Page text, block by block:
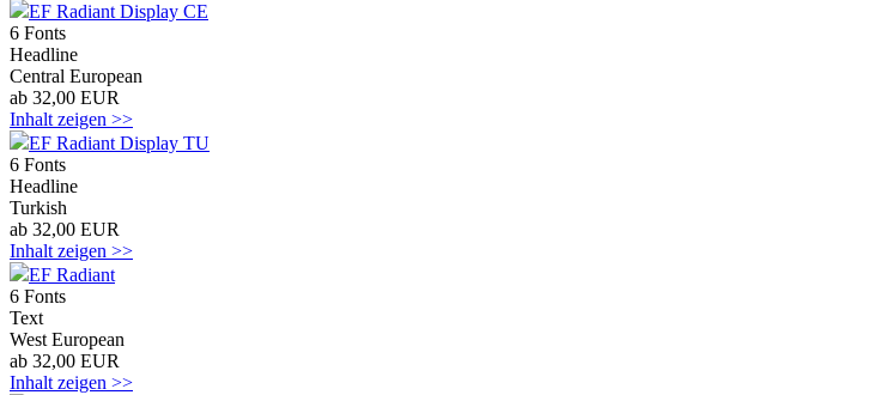
EF Radiant Display CE
6 Fonts
Headline
Central European
ab 32,00 EUR
Inhalt zeigen >>
EF Radiant Display TU
6 Fonts
Headline
Turkish
ab 32,00 EUR
Inhalt zeigen >>
EF Radiant
6 Fonts
Text
West European
ab 32,00 EUR
Inhalt zeigen >>